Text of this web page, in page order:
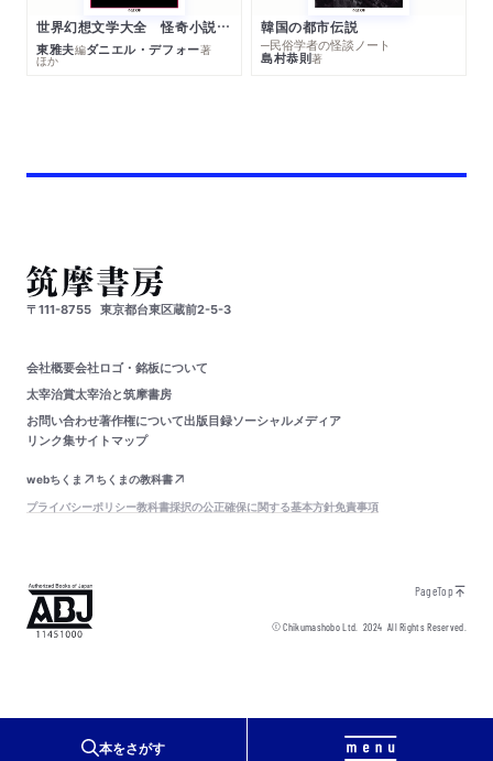
本をさがす
世界幻想文学大全 怪奇小説精華
東雅夫編ダニエル・デフォー著
ほか
韓国の都市伝説
─民俗学者の怪談ノート
島村恭則著
〒111-8755 東京都台東区蔵前2-5-3
会社概要会社ロゴ・銘板について
太宰治賞太宰治と筑摩書房
お問い合わせ著作権について出版目録ソーシャルメディア
リンク集サイトマップ
webちくま
ちくまの教科書
プライバシーポリシー教科書採択の公正確保に関する基本方針免責事項
PageTop
© Chikumashobo Ltd.2024 All Rights Reserved.